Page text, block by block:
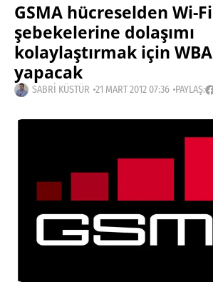
GSMA hücreselden Wi-Fi
şebekelerine dolaşımı
kolaylaştırmak için
yapacak
SABRI KÜSTÜR 21 MART 2012 07:36 PAYLAŞ: